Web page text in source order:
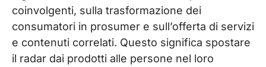
coinvolgenti, sulla trasformazione dei
consumatori in prosumer e sull’offerta di servizi
e contenuti correlati. Questo significa spostare
il radar dai prodotti alle persone nel loro